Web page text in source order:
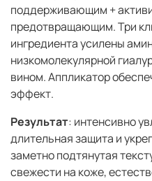
поддерживающим +
предотвращающим. Три
ингредиента усилены
низкомолекулярной
вином. Аппликатор
эффект.
Результат: интенсивно
длительная защита и
заметно подтянутая
свежести на коже,